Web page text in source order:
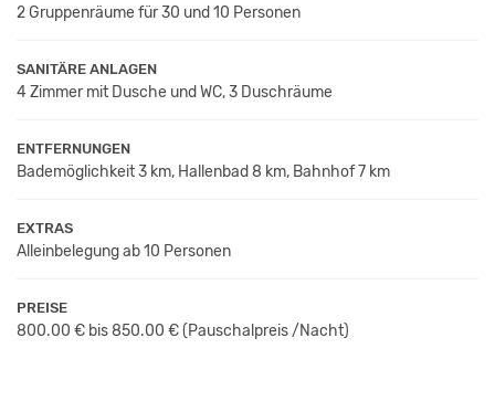
2 Gruppenräume für 30 und 10 Personen
SANITÄRE ANLAGEN
4 Zimmer mit Dusche und WC, 3 Duschräume
ENTFERNUNGEN
Bademöglichkeit 3 km, Hallenbad 8 km, Bahnhof 7 km
EXTRAS
Alleinbelegung ab 10 Personen
PREISE
800.00 € bis 850.00 € (Pauschalpreis /Nacht)